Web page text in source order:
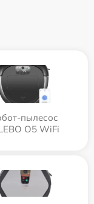
пылесос
O5 WiFi